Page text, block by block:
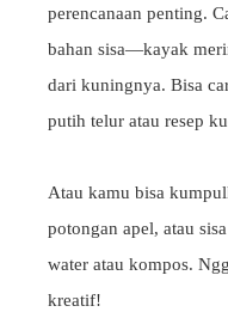
perencanaan penting.
bahan sisa—kayak
dari kuningnya. Bisa
putih telur atau resep
Atau kamu bisa
potongan apel, atau
water atau kompos.
kreatif!